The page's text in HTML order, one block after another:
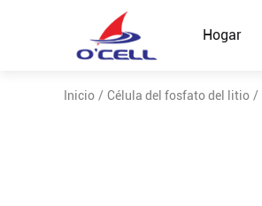
Hogar
Inicio / Célula del fosfato del litio /